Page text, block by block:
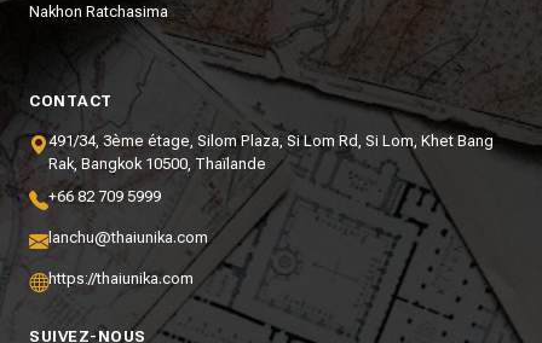
Nakhon Ratchasima
CONTACT
491/34, 3ème étage, Silom Plaza, Si Lom Rd, Si Lom, Khet Bang
Rak, Bangkok 10500, Thaïlande
+66 82 709 5999
lanchu@thaiunika.com
https://thaiunika.com
SUIVEZ-NOUS